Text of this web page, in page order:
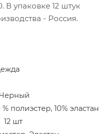
В упаковке 12 штук
- Россия.
полиэстер, 10% эластан
12 шт